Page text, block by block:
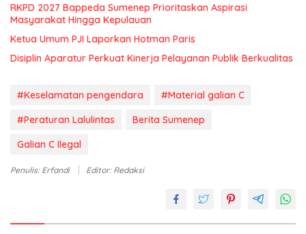
RKPD 2027 Bappeda Sumenep Prioritaskan Aspirasi
Masyarakat Hingga Kepulauan
Ketua Umum PJI Laporkan Hotman Paris
Disiplin Aparatur Perkuat Kinerja Pelayanan Publik Berkualitas
#Keselamatan pengendara
#Material galian C
#Peraturan Lalulintas
Berita Sumenep
Galian C Ilegal
Penulis: Erfandi Editor: Redaksi